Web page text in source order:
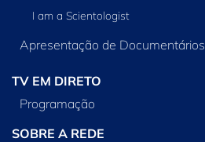
I am a Scientologist
Apresentação de Documentários
TV EM DIRETO
Programação
SOBRE A REDE